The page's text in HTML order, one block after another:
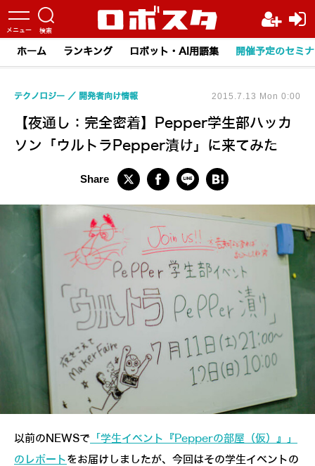
ホーム ランキング ロボット・AI用語集 開催予定のセミ
【夜通し：完全密着】Pepper学生部ハッカ
ソン「ウルトラPepper漬け」に来てみた
テクノロジー 開発者向け情報 2015.7.13 Mon 0:00
以前のNEWSで 「学生イベント『Pepperの部屋（仮）』」
のレポートをお届けしましたが、今回はその学生イベントの